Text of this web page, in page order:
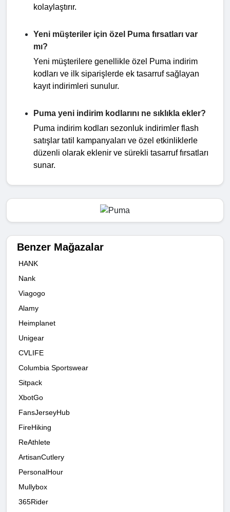
kolaylaştırır.
Yeni müşteriler için özel Puma fırsatları var
mı?
Yeni müşterilere genellikle özel Puma indirim
kodları ve ilk siparişlerde ek tasarruf sağlayan
kayıt indirimleri sunulur.
Puma yeni indirim kodlarını ne sıklıkla ekler?
Puma indirim kodları sezonluk indirimler flash
satışlar tatil kampanyaları ve özel etkinliklerle
düzenli olarak eklenir ve sürekli tasarruf fırsatları
sunar.
Benzer Mağazalar
HANK
Nank
Viagogo
Alamy
Heimplanet
Unigear
CVLIFE
Columbia Sportswear
Sitpack
XbotGo
FansJerseyHub
FireHiking
ReAthlete
ArtisanCutlery
PersonalHour
Mullybox
365Rider